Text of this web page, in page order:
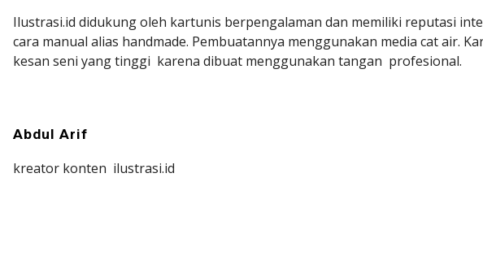
Ilustrasi.id didukung oleh kartunis berpengalaman dan memiliki reputasi
cara manual alias handmade. Pembuatannya menggunakan media cat air.
kesan seni yang tinggi  karena dibuat menggunakan tangan  profesional.
Abdul Arif
kreator konten  ilustrasi.id